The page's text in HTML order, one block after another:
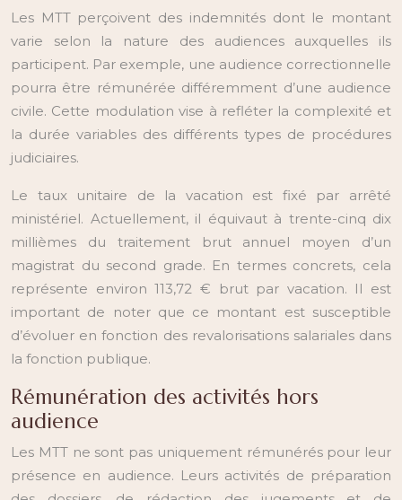
Les MTT perçoivent des indemnités dont le montant
varie selon la nature des audiences auxquelles ils
participent. Par exemple, une audience correctionnelle
pourra être rémunérée différemment d’une audience
civile. Cette modulation vise à refléter la complexité et
la durée variables des différents types de procédures
judiciaires.
Le taux unitaire de la vacation est fixé par arrêté
ministériel. Actuellement, il équivaut à trente-cinq dix
millièmes du traitement brut annuel moyen d’un
magistrat du second grade. En termes concrets, cela
représente environ 113,72 € brut par vacation. Il est
important de noter que ce montant est susceptible
d’évoluer en fonction des revalorisations salariales dans
la fonction publique.
Rémunération des activités hors
audience
Les MTT ne sont pas uniquement rémunérés pour leur
présence en audience. Leurs activités de préparation